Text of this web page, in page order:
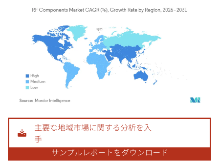
画像 © Mordor Intelligence。再利用にはCC BY 4.0の表示が必要です。